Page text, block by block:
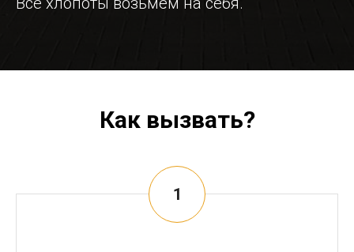
Как вызвать?